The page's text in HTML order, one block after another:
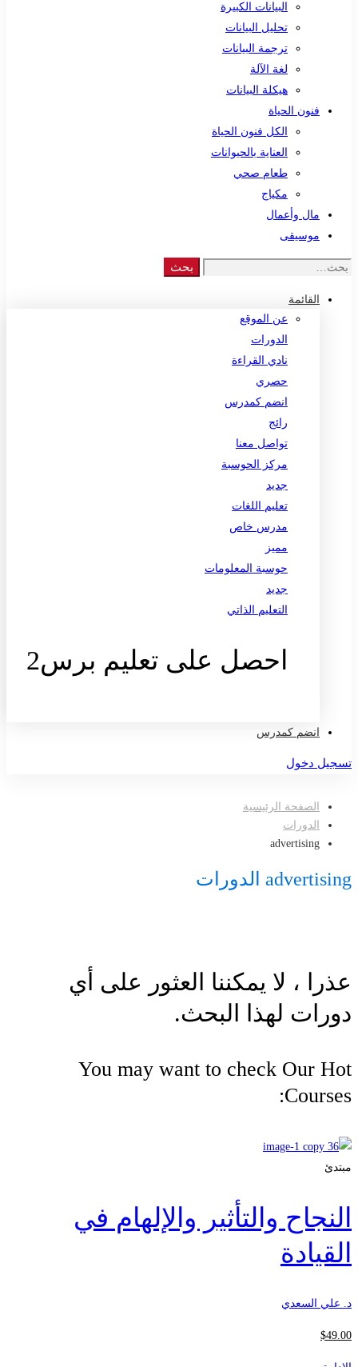
البيانات الكبيرة
تحليل البيانات
ترجمة البيانات
لغة الآلة
هيكلة البيانات
فنون الحياة
الكل فنون الحياة
العناية بالحيوانات
طعام صحي
مكياج
مال وأعمال
موسيقى
Search
بحث
القائمة
عن الموقع
الدورات
نادي القراءة
حصري
انضم كمدرس
رائج
تواصل معنا
مركز الحوسبة
جديد
تعليم اللغات
مدرس خاص
مميز
حوسبة المعلومات
جديد
التعليم الذاتي
احصل على تعليم برس2
انضم كمدرس
تسجيل دخول
الصفحة الرئيسية
الدورات
advertising
advertising الدورات
عذرا ، لا يمكننا العثور على أي
دورات لهذا البحث.
You may want to check Our Hot
Courses:
مبتدئ
النجاح والتأثير والإلهام في
القيادة
د. علي السعدي
$49.00